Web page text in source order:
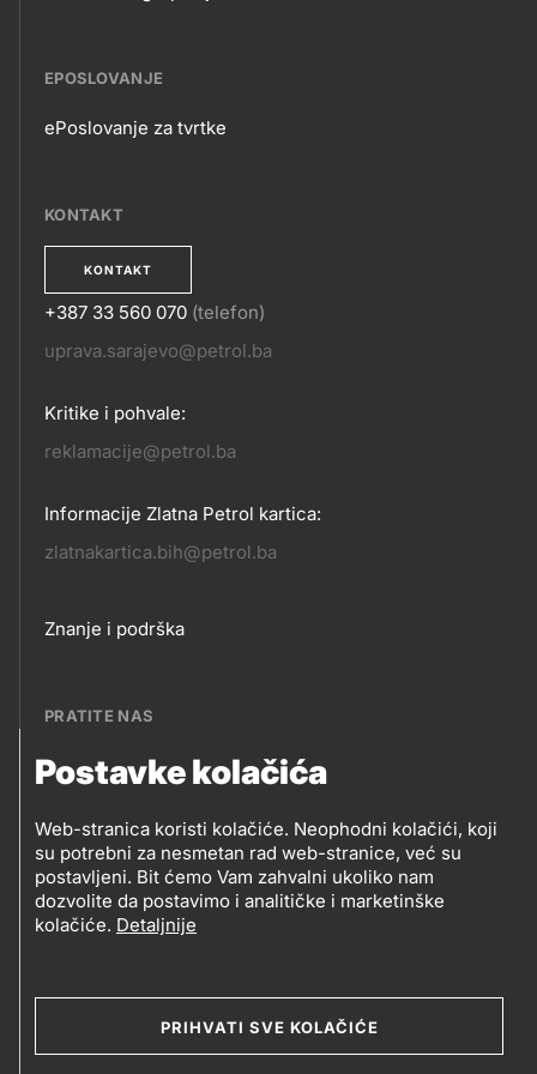
Postavke kolačića
Web-stranica koristi kolačiće. Neophodni kolačići, koji
su potrebni za nesmetan rad web-stranice, već su
postavljeni. Bit ćemo Vam zahvalni ukoliko nam
dozvolite da postavimo i analitičke i marketinške
kolačiće. Detaljnije
PRIHVATI SVE KOLAČIĆE
EPOSLOVANJE
ePoslovanje za tvrtke
KONTAKT
KONTAKT
KONTAKT
+387 33 560 070 (telefon)
uprava.sarajevo@petrol.ba
Kritike i pohvale:
reklamacije@petrol.ba
Informacije Zlatna Petrol kartica:
zlatnakartica.bih@petrol.ba
Footer
Znanje i podrška
PRATITE NAS
PRATITE
NAS
Petrol BH Oil Company, d.o.o.
Džemala Bijedića 202, 71210 Ilidža, Sarajevo
Social
media
2019-2026 Petrol BH Oil Company d.o.o. i Petrol d.d.,